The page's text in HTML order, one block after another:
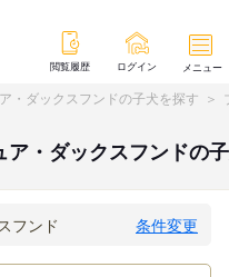
閲覧履歴 ログイン メニュー
・ダックスフンドの子犬を探す
・ダックスフンドの
条件変更